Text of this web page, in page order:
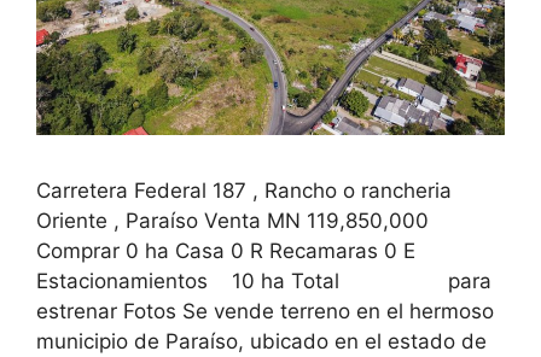
Carretera Federal 187 , Rancho o rancheria
Oriente , Paraíso Venta MN 119,850,000
Comprar 0 ha Casa 0 R Recamaras 0 E
Estacionamientos 10 ha Total para
estrenar Fotos Se vende terreno en el hermoso
municipio de Paraíso, ubicado en el estado de